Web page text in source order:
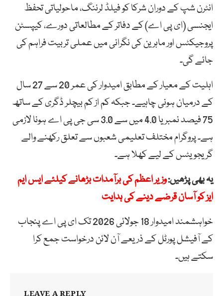
انٹرن شپ کے دوران شرکا کو فیلڈ لرننگ، ماحولیاتی تحفظ
ایجنسی (ای پی اے) کے دفاتر کے مطالعاتی دورے، کیپسٹن
پروجیکٹس اور ماہرین کی نگرانی میں عملی تربیت فراہم کی
جائے گی۔
اہلیت کے معیار کے مطابق امیدوار کی عمر 20 سے 27 سال
کے درمیان ہونی چاہیے۔ جبکہ کم از کم بیچلر ڈگری کے ساتھ
75 فیصد نمبر یا 4.0 میں سے 3.0 سی جی پی اے ہونا لازمی
ہے۔ پروگرام مختلف تعلیمی شعبوں سے تعلق رکھنے والے
گریجویٹس کے لیے کھلا ہے۔
یہ بھی پڑھیں:وزیر اعظم کی برآمدات بڑھانے کیلئے ایس ایم
ایز کو آسان قرضے دینے کی ہدایت
خواہشمند امیدوار 18 جولائی 2026 تک ای پی اے پنجاب
کے آفیشل پورٹل کے ذریعے آن لائن درخواست جمع کرا
سکتے ہیں۔